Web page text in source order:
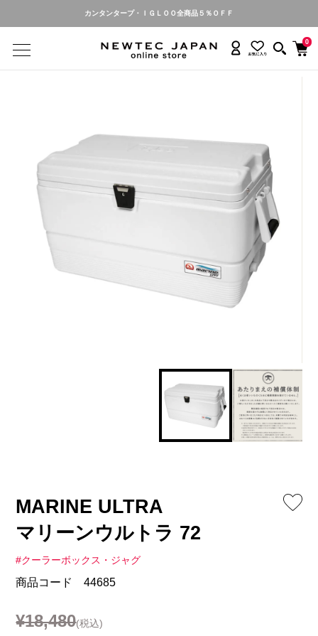
カンタンタープ・ＩＧＬＯＯ全商品５％ＯＦＦ
0
MARINE ULTRA
マリーンウルトラ 72
#クーラーボックス・ジャグ
商品コード 44685
¥18,480(税込)